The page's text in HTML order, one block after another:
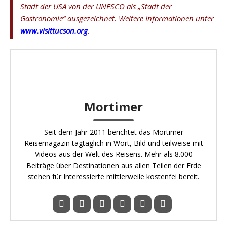
Stadt der USA von der UNESCO als „Stadt der
Gastronomie“ ausgezeichnet. Weitere Informationen unter
www.visittucson.org.
Mortimer
Seit dem Jahr 2011 berichtet das Mortimer
Reisemagazin tagtäglich in Wort, Bild und teilweise mit
Videos aus der Welt des Reisens. Mehr als 8.000
Beiträge über Destinationen aus allen Teilen der Erde
stehen für Interessierte mittlerweile kostenfei bereit.